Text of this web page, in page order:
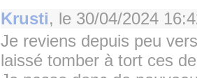
Krusti, le 30/04/2024
Je reviens depuis peu
laissé tomber à tort ces